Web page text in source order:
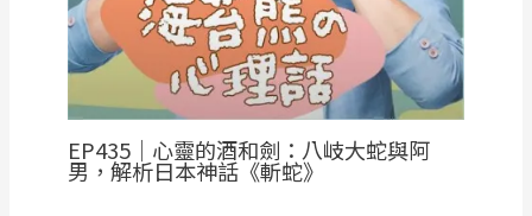
EP435｜心靈的酒和劍：八岐大蛇與阿
男，解析日本神話《斬蛇》